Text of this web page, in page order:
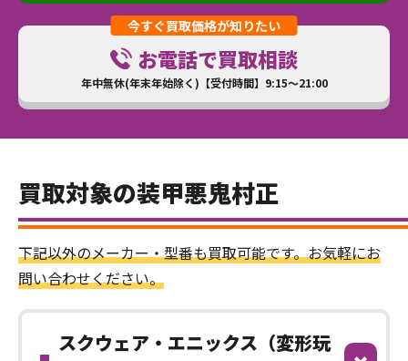
今すぐ買取価格が知りたい
お電話で買取相談
年中無休(年末年始除く)【受付時間】9:15～21:00
買取対象の装甲悪鬼村正
下記以外のメーカー・型番も買取可能です。お気軽にお
問い合わせください。
スクウェア・エニックス（変形玩